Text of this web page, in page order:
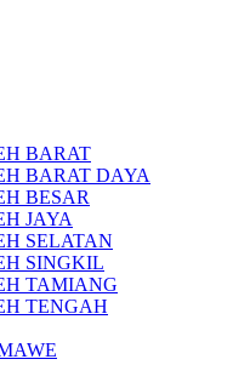
BARAT
BARAT DAYA
BESAR
JAYA
SELATAN
SINGKIL
TAMIANG
TENGAH